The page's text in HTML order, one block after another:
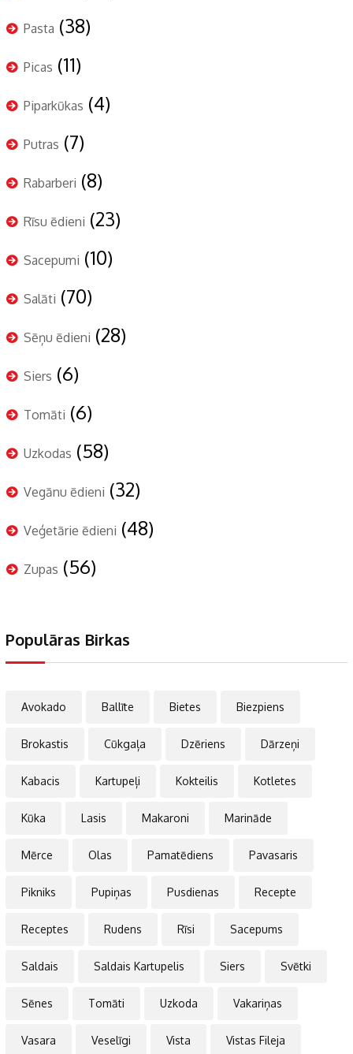
Pasta (38)
Picas (11)
Piparkūkas (4)
Putras (7)
Rabarberi (8)
Rīsu ēdieni (23)
Sacepumi (10)
Salāti (70)
Sēņu ēdieni (28)
Siers (6)
Tomāti (6)
Uzkodas (58)
Vegānu ēdieni (32)
Veģetārie ēdieni (48)
Zupas (56)
Populāras Birkas
Avokado Ballīte Bietes Biezpiens
Brokastis Cūkgaļa Dzēriens Dārzeņi
Kabacis Kartupeļi Kokteilis Kotletes
Kūka Lasis Makaroni Marināde
Mērce Olas Pamatēdiens Pavasaris
Pikniks Pupiņas Pusdienas Recepte
Receptes Rudens Rīsi Sacepums
Saldais Saldais Kartupelis Siers Svētki
Sēnes Tomāti Uzkoda Vakariņas
Vasara Veselīgi Vista Vistas Fileja